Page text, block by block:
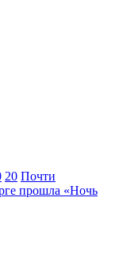
20 Почти
прошла «Ночь